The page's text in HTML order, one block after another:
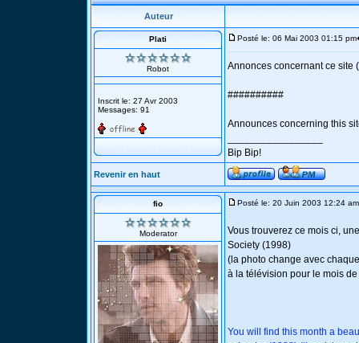
Auteur
Plati
Robot
Inscrit le: 27 Avr 2003
Messages: 91
Posté le: 06 Mai 2003 01:15 pm
Annonces concernant ce site
##########
Announces concerning this
Bip Bip!
Revenir en haut
fio
Moderator
Posté le: 20 Juin 2003 12:24 am
Vous trouverez ce mois ci,
Society (1998)
(la photo change avec
à la télévision pour le mois
You will find this month a